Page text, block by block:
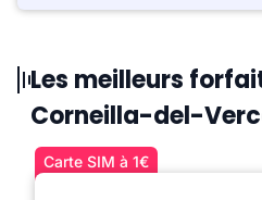
Les meilleurs
Corneilla-del-
Carte SIM à 1€